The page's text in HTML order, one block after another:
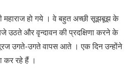
महाराज हो गये । वे बहुत अच्छी सूझबूझ के
उठते और वृन्दावन की प्रदक्षिणा करने के
उगते-उगते वापस आते । एक दिन उन्होंने
कर रहे हैं ।